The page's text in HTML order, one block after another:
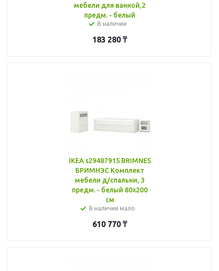
мебели для ванной,2
предм. - белый
В наличии
183 280 ₸
IKEA s29487915 BRIMNES
БРИМНЭС Комплект
мебели д/спальни, 3
предм. - белый 80x200
см
В наличии мало
610 770 ₸